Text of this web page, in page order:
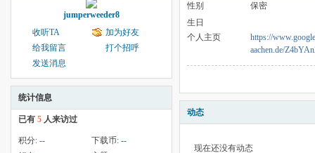
jumperweeder8
收听TA
加为好友
给我留言
打个招呼
发送消息
统计信息
已有 5 人来访过
积分: -- 下载币: --
性别
保密
生日
个人主页
https://
aachen.de/
动态
现在还没有动态